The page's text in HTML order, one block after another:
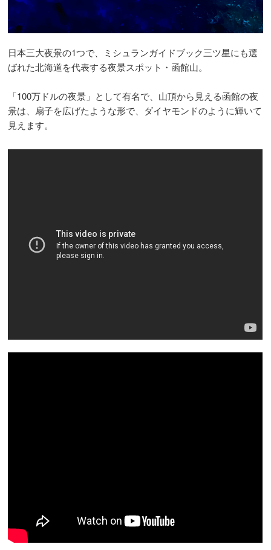
日本三大夜景の1つで、ミシュランガイドブック三ツ星にも選
ばれた北海道を代表する夜景スポット・函館山。
「100万ドルの夜景」として有名で、山頂から見える函館の夜
景は、扇子を広げたような形で、ダイヤモンドのように輝いて
見えます。